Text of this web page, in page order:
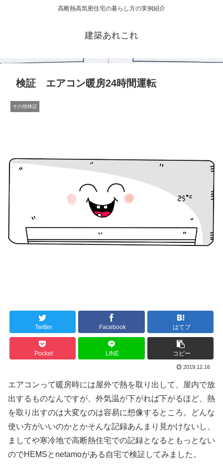
高断熱高気密住宅の暮らし方の実例紹介
建築あれこれ
検証 エアコン暖房24時間運転
その他検証
Twitter Facebook はてブ
Pocket LINE コピー
2019.12.16
エアコンって暖房時には屋外で熱を取り出して、屋内で放
出するものなんですが、外気温が下がれば下がるほど、熱
を取り出すのは大変なのは容易に想像するところ。どんな
使い方がいいのかとかそんな記録あんまり見かけないし、
ましてや寒冷地で高断熱住宅での記録となるともっとない
のでHEMSとnetamoがある自宅で検証してみました。